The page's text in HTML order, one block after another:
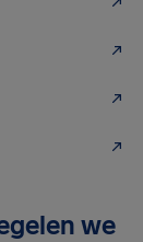
we